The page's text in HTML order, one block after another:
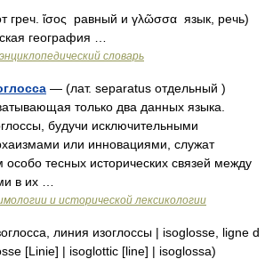
греч. ἴσος равный и γλῶσσα язык, речь)
география …
словарь
— (лат. separatus отдельный )
только два данных языка.
будучи исключительными
или инновациями, служат
особо тесных исторических связей между
в их …
и исторической лексикологии
линия изоглоссы | isoglosse, ligne d
[Linie] | isoglottic [line] | isoglossa)